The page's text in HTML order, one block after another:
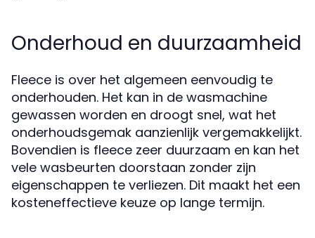
Onderhoud en duurzaamheid
Fleece is over het algemeen eenvoudig te
onderhouden. Het kan in de wasmachine
gewassen worden en droogt snel, wat het
onderhoudsgemak aanzienlijk vergemakkelijkt.
Bovendien is fleece zeer duurzaam en kan het
vele wasbeurten doorstaan zonder zijn
eigenschappen te verliezen. Dit maakt het een
kosteneffectieve keuze op lange termijn.